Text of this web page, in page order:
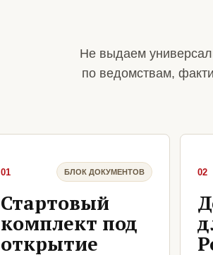
Не выдаем
по ведомствам,
01 БЛОК ДОКУМЕНТОВ
Стартовый
комплект под
открытие
02